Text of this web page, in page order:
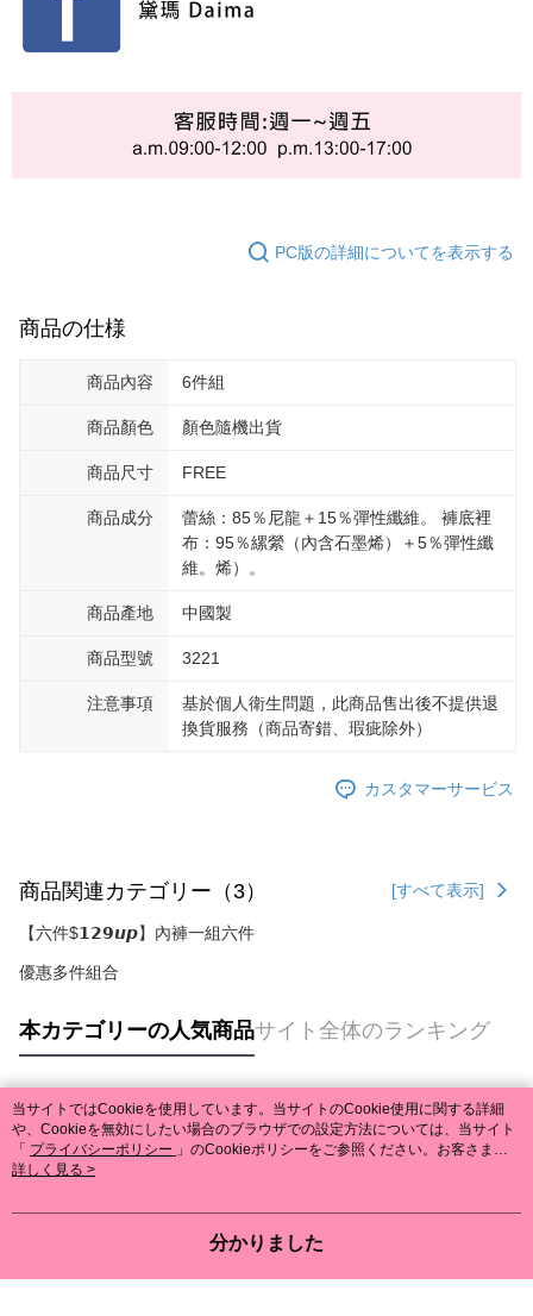
PC版の詳細についてを表示する
商品の仕様
商品內容 6件組
商品顏色 顏色隨機出貨
商品尺寸 FREE
商品成分
蕾絲：85％尼龍＋15％彈性纖維。 褲底裡
布：95％縲縈（內含石墨烯）＋5％彈性纖
維。烯）。
商品產地 中國製
商品型號 3221
注意事項
基於個人衛生問題，此商品售出後不提供退
換貨服務（商品寄錯、瑕疵除外）
カスタマーサービス
商品関連カテゴリー（3） [すべて表示]
【六件$𝟭𝟮𝟵𝙪𝙥】內褲一組六件
優惠多件組合
本カテゴリーの人気商品サイト全体のランキング
人気タグ
当サイトではCookieを使用しています。当サイトのCookie使用に関する詳細
や、Cookieを無効にしたい場合のブラウザでの設定方法については、当サイト
「 プライバシーポリシー 」のCookieポリシーをご参照ください。お客さま
が、当サイトを引き続き使用される場合、当社がサイト利用規約のCookieポリ
詳しく見る >
分かりました